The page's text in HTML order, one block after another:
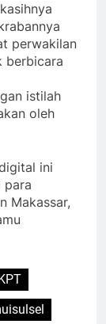
perwakilan
berbicara
istilah
oleh
ini
para
Makassar,